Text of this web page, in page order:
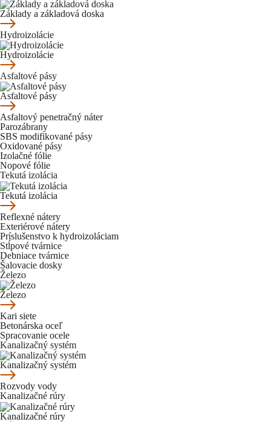
Základy a základová doska
Hydroizolácie
Hydroizolácie
Asfaltové pásy
Asfaltové pásy
Asfaltový penetračný náter
Parozábrany
SBS modifikované pásy
Oxidované pásy
Izolačné fólie
Nopové fólie
Tekutá izolácia
Tekutá izolácia
Reflexné nátery
Exteriérové nátery
Príslušenstvo k hydroizoláciam
Stĺpové tvárnice
Debniace tvárnice
Šalovacie dosky
Železo
Železo
Kari siete
Betonárska oceľ
Spracovanie ocele
Kanalizačný systém
Kanalizačný systém
Rozvody vody
Kanalizačné rúry
Kanalizačné rúry